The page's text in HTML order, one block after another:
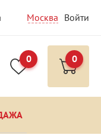
Москва Войти
0 0